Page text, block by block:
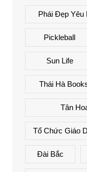
Phái Đẹp Yêu
Pickleball
Sun Life
Thái Hà
Tân
Tổ Chức Giáo
Đài Bắc